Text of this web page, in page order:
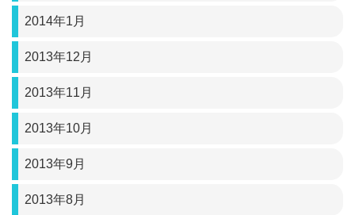
2014年1月
2013年12月
2013年11月
2013年10月
2013年9月
2013年8月